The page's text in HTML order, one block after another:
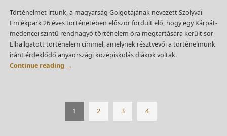
Történelmet írtunk, a magyarság Golgotájának nevezett Szolyvai
Emlékpark 26 éves történetében először fordult elő, hogy egy Kárpát-
medencei szintű rendhagyó történelem óra megtartására került sor
Elhallgatott történelem címmel, amelynek résztvevői a történelmünk
iránt érdeklődő anyaországi középiskolás diákok voltak.
Continue reading →
1 2 3 4